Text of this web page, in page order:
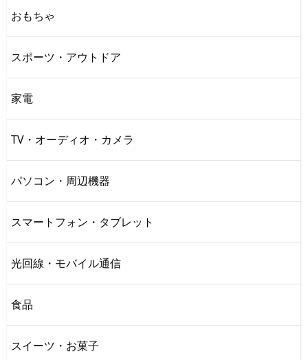
おもちゃ
スポーツ・アウトドア
家電
TV・オーディオ・カメラ
パソコン・周辺機器
スマートフォン・タブレット
光回線・モバイル通信
食品
スイーツ・お菓子